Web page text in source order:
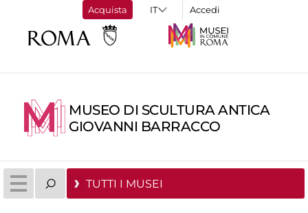
Acquista Accedi
MUSEO DI SCULTURA ANTICA
GIOVANNI BARRACCO
TUTTI I MUSEI